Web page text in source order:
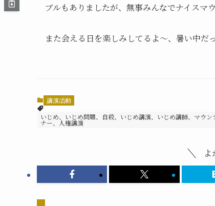
ブルもありましたが、無事みんなでナイスマ
また会える日を楽しみしてるよ～、暑い中だ
講演活動
いじめ、いじめ問題、自殺、いじめ講演、いじめ講師、マウ
ナー、人権講演